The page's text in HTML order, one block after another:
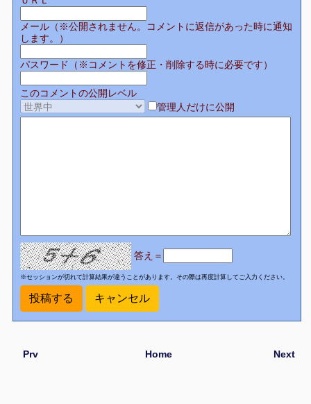
メール（※公開されません。コメントに返信があった時に通知
します。）
パスワード（※コメントを修正・削除する時に必要です）
このコメントの公開レベル
管理人だけに公開
答え＝
※セッションが切れて計算結果が違うことがあります。その際は再度計算してご入力ください。
Prv Next
Home